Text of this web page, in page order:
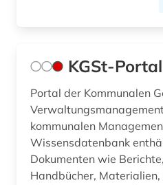
Werkstoffwissenschaften und
Wissenschaftskunde, Forschung, Hochschul-,
Museumswesen (0)
KGSt-Portal
Portal der Kommunalen
kommunalen
Wissensdatenbank
Dokumenten wie
Handbücher, Materialien,